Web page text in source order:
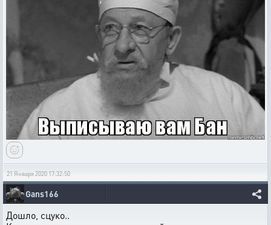
21 Января 2020 17:32:50
Gans166
Дошло, сцуко..